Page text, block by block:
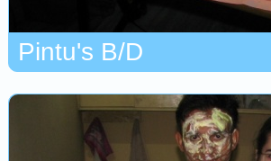
Pintu's B/D